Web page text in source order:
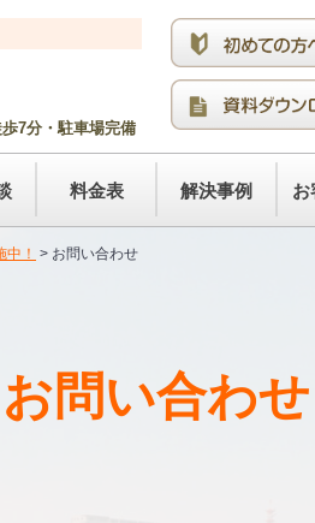
7分・駐車場完備
料金表 解決事例 お
！ > お問い合わせ
お問い合わせ